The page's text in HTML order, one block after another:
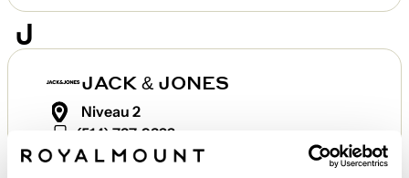
J
JACK & JONES
Niveau 2
(514) 737-9322